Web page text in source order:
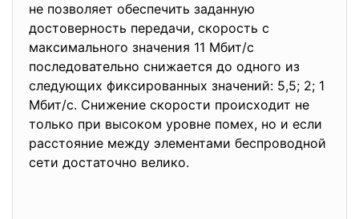
не позволяет обеспечить заданную
достоверность передачи, скорость с
максимального значения 11 Мбит/с
последовательно снижается до одного из
следующих фиксированных значений: 5,5; 2; 1
Мбит/с. Снижение скорости происходит не
только при высоком уровне помех, но и если
расстояние между элементами беспроводной
сети достаточно велико.